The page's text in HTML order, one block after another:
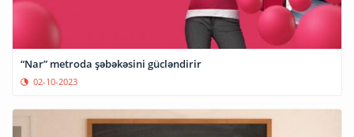
“Nar” metroda şəbəkəsini gücləndirir
02-10-2023